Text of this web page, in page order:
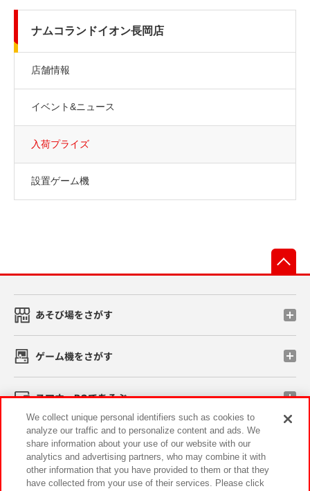
ナムコランドイオン長岡店
店舗情報
イベント&ニュース
入荷プライズ
設置ゲーム機
あそび場をさがす
ゲーム機をさがす
スマホ・PCであそぶ
イベント・キャンペーン
We collect unique personal identifiers such as cookies to
analyze our traffic and to personalize content and ads. We
share information about your use of our website with our
analytics and advertising partners, who may combine it with
other information that you have provided to them or that they
have collected from your use of their services. Please click